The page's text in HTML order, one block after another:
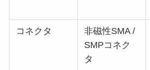
コネクタ
非磁性SMA /
SMPコネク
タ